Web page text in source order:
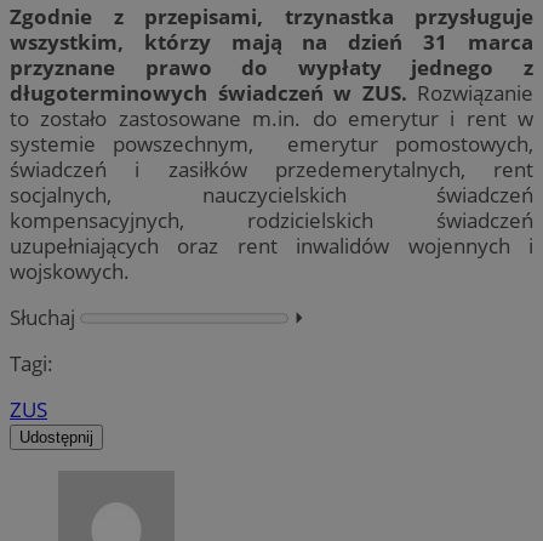
Zgodnie z przepisami, trzynastka przysługuje
wszystkim, którzy mają na dzień 31 marca
przyznane prawo do wypłaty jednego z
długoterminowych świadczeń w ZUS. Rozwiązanie
to zostało zastosowane m.in. do emerytur i rent w
systemie powszechnym, emerytur pomostowych,
świadczeń i zasiłków przedemerytalnych, rent
socjalnych, nauczycielskich świadczeń
kompensacyjnych, rodzicielskich świadczeń
uzupełniających oraz rent inwalidów wojennych i
wojskowych.
Słuchaj
⏵︎
Tagi:
ZUS
Udostępnij